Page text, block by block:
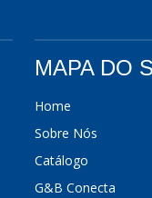
MAPA DO
Home
Sobre Nós
Catálogo
G&B Conecta